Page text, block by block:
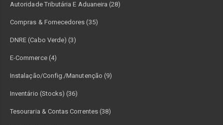
Autoridade Tributária E Aduaneira (28)
Compras & Fornecedores (35)
DNRE (Cabo Verde) (3)
E-Commerce (4)
Instalação/Config./Manutenção (9)
Inventário (Stocks) (36)
Tesouraria & Contas Correntes (38)